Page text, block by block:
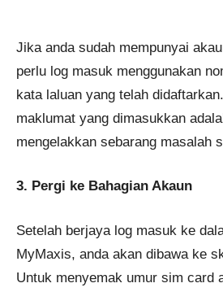
Jika anda sudah mempunyai
perlu log masuk menggunakan
kata laluan yang telah
maklumat yang dimasukkan
mengelakkan sebarang masalah
3. Pergi ke Bahagian Akaun
Setelah berjaya log masuk ke
MyMaxis, anda akan dibawa ke
Untuk menyemak umur sim card